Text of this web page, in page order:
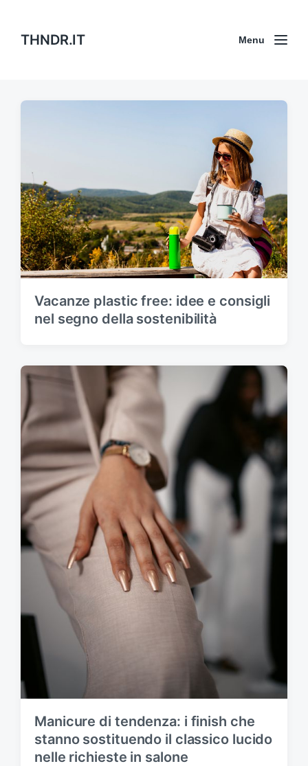
THNDR.IT Menu
Vacanze plastic free: idee e consigli
nel segno della sostenibilità
Manicure di tendenza: i finish che
stanno sostituendo il classico lucido
nelle richieste in salone